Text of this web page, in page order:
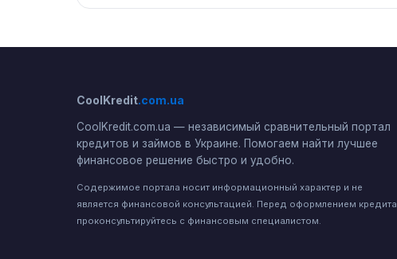
CoolKredit.com.ua
CoolKredit.com.ua — независимый сравнительный портал
кредитов и займов в Украине. Помогаем найти лучшее
финансовое решение быстро и удобно.
Содержимое портала носит информационный характер и не
является финансовой консультацией. Перед оформлением кредита
проконсультируйтесь с финансовым специалистом.